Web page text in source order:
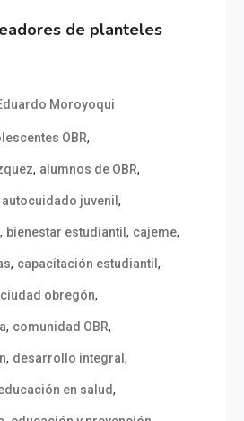
de planteles
Moroyoqui
OBR,
, alumnos de OBR,
autocuidado juvenil ,
, bienestar estudiantil , cajeme,
, capacitación estudiantil ,
ciudad obregón,
, comunidad OBR,
, desarrollo integral ,
en salud,